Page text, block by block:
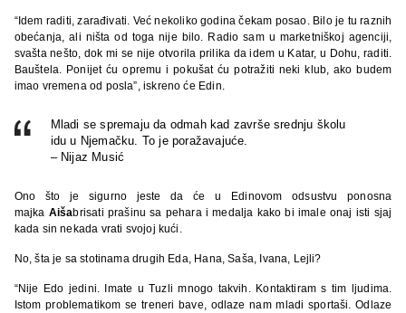
“Idem raditi, zarađivati. Već nekoliko godina čekam posao. Bilo je tu raznih
obećanja, ali ništa od toga nije bilo. Radio sam u marketniškoj agenciji,
svašta nešto, dok mi se nije otvorila prilika da idem u Katar, u Dohu, raditi.
Bauštela. Ponijet ću opremu i pokušat ću potražiti neki klub, ako budem
imao vremena od posla”, iskreno će Edin.
Mladi se spremaju da odmah kad završe srednju školu
idu u Njemačku. To je poražavajuće.
– Nijaz Musić
Ono što je sigurno jeste da će u Edinovom odsustvu ponosna
majka Aišabrisati prašinu sa pehara i medalja kako bi imale onaj isti sjaj
kada sin nekada vrati svojoj kući.
No, šta je sa stotinama drugih Eda, Hana, Saša, Ivana, Lejli?
“Nije Edo jedini. Imate u Tuzli mnogo takvih. Kontaktiram s tim ljudima.
Istom problematikom se treneri bave, odlaze nam mladi sportaši. Odlaze